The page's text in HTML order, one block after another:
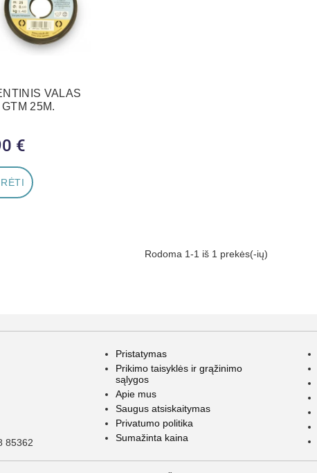
VALAS
25M.
Kaina
€
Rodoma 1-1 iš 1 prekės(-ių)
85362
Pristatymas
Prikimo taisyklės ir grąžinimo
sąlygos
Apie mus
Saugus atsiskaitymas
Privatumo politika
Sumažinta kaina